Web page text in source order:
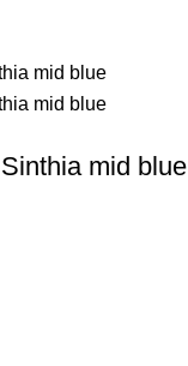
mid blue